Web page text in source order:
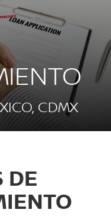
CDMX
DE